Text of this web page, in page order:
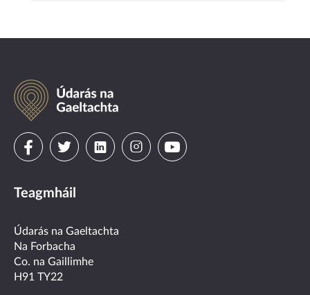
Údarás
na
Gaeltachta
Visit
on
facebook
Visit
on
twitter
Visit
linkedin
VisitVisit
Teagmháil
Údarás na Gaeltachta
Na Forbacha
Co. na Gaillimhe
H91 TY22